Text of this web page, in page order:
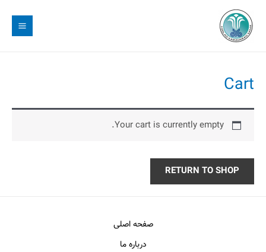
محتوا
Cart
Your cart is currently empty.
RETURN TO SHOP
صفحه اصلی
درباره ما